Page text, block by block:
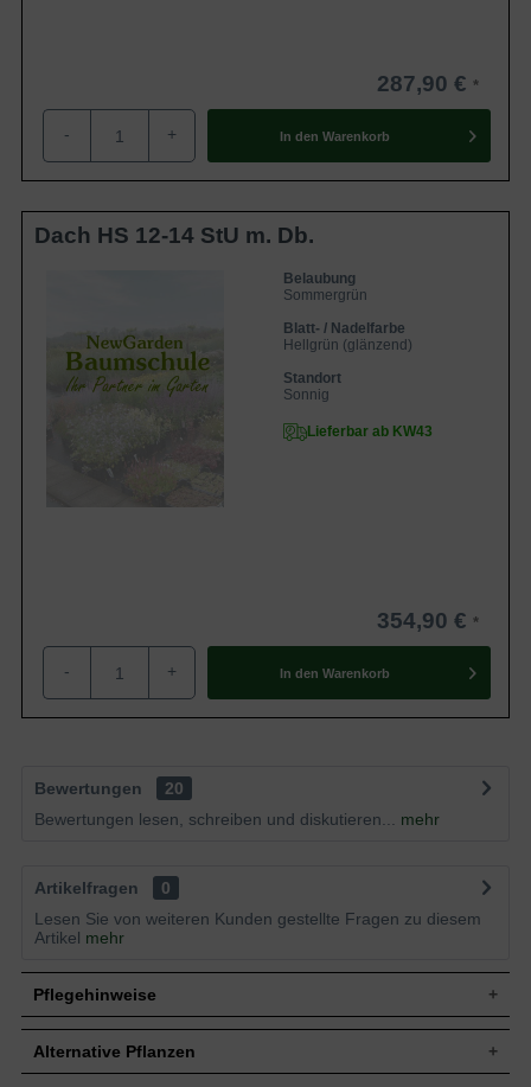
287,90 €
- + In den Warenkorb
Dach HS 12-14 StU m. Db.
Belaubung
Sommergrün
Blatt- / Nadelfarbe
Hellgrün (glänzend)
Standort
Sonnig
Lieferbar ab KW43
354,90 €
- + In den Warenkorb
Bewertungen
20
Bewertungen lesen, schreiben und diskutieren...
mehr
Artikelfragen
0
Lesen Sie von weiteren Kunden gestellte Fragen zu diesem
Artikel mehr
Pflegehinweise
Pflanz- und Pflegetipps Morus alba 'Fruitless' /
Alternative Pflanzen